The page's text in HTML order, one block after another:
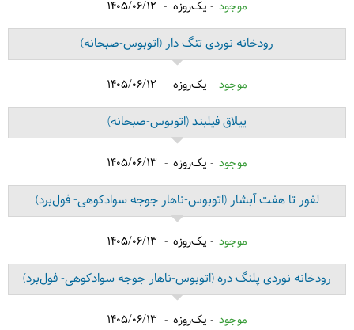
موجود یک‌روزه 1405/06/12
رودخانه نوردی تنگ دار(اتوبوس-صبحانه)
موجود یک‌روزه 1405/06/12
ییلاق فیلبند(اتوبوس-صبحانه)
موجود یک‌روزه 1405/06/13
لفور تا هفت آبشار(اتوبوس-ناهار جوجه سوادکوهی- فول‌برد)
موجود یک‌روزه 1405/06/13
رودخانه نوردی پلنگ دره(اتوبوس-ناهار جوجه سوادکوهی- فول‌برد)
موجود یک‌روزه 1405/06/13